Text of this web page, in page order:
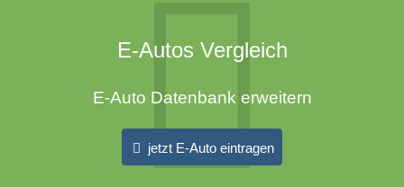
E-Autos Vergleich
E-Auto Datenbank erweitern
jetzt E-Auto eintragen